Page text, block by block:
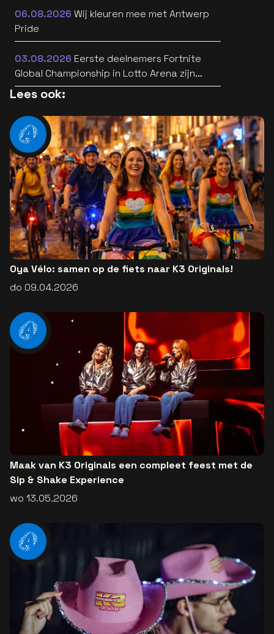
06.08.2026 Wij kleuren mee met Antwerp
Pride
03.08.2026 Eerste deelnemers Fortnite
Global Championship in Lotto Arena zijn
bekend
Lees ook:
Oya Vélo: samen op de fiets naar K3 Originals!
do 09.04.2026
Maak van K3 Originals een compleet feest met de
Sip & Shake Experience
wo 13.05.2026